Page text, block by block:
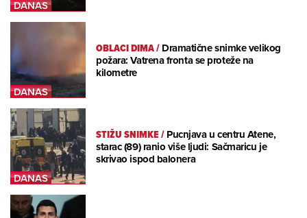
OBLACI DIMA/Dramatične snimke velikog
požara: Vatrena fronta se proteže na
kilometre
STIŽU SNIMKE/Pucnjava u centru Atene,
starac (89) ranio više ljudi: Sačmaricu je
skrivao ispod balonera